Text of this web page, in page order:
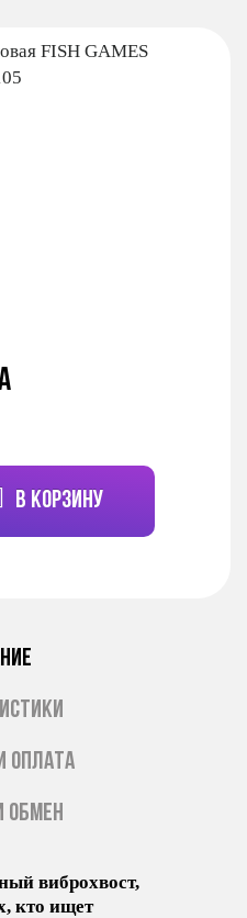
В КОРЗИНУ
ОПЛАТА
ОБМЕН
виброхвост,
кто ищет